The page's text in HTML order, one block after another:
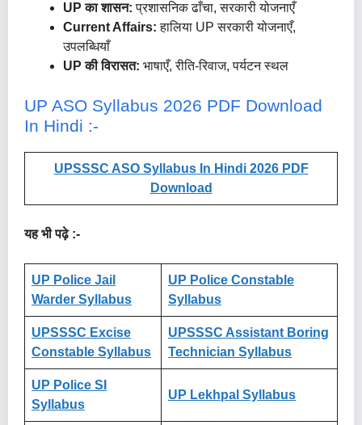
UP का शासन: प्रशासनिक ढाँचा, सरकारी योजनाएँ
Current Affairs: हालिया UP सरकारी योजनाएँ,
उपलब्धियाँ
UP की विरासत: भाषाएँ, रीति-रिवाज, पर्यटन स्थल
UP ASO Syllabus 2026 PDF Download
In Hindi :-
UPSSSC ASO Syllabus In Hindi 2026 PDF
Download
यह भी पढ़े :-
UP Police Jail
Warder Syllabus
UP Police Constable
Syllabus
UPSSSC Excise
Constable Syllabus
UPSSSC Assistant Boring
Technician Syllabus
UP Police SI
Syllabus
UP Lekhpal Syllabus